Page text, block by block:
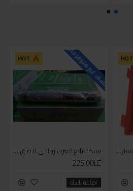
HOT
طقم قياس كبس موتور السياره 3 ق
HOT للاسف غير متوفر حاليا
سيكا مانع تسرب زجاجي لاصق اسود 600 مل
225.00LE
اضافة للسلة